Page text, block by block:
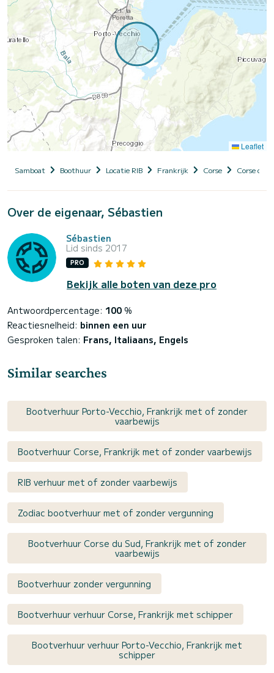
Leaflet
Samboat Boothuur Locatie RIB Frankrijk Corse Corse du
Over de eigenaar, Sébastien
Sébastien
Lid sinds 2017
PRO
Bekijk alle boten van deze pro
Antwoordpercentage: 100 %
Reactiesnelheid: binnen een uur
Gesproken talen: Frans, Italiaans, Engels
Similar searches
Bootverhuur Porto-Vecchio, Frankrijk met of zonder
vaarbewijs
Bootverhuur Corse, Frankrijk met of zonder vaarbewijs
RIB verhuur met of zonder vaarbewijs
Zodiac bootverhuur met of zonder vergunning
Bootverhuur Corse du Sud, Frankrijk met of zonder
vaarbewijs
Bootverhuur zonder vergunning
Bootverhuur verhuur Corse, Frankrijk met schipper
Bootverhuur verhuur Porto-Vecchio, Frankrijk met
schipper